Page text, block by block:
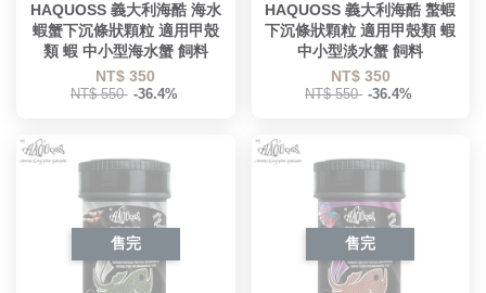
HAQUOSS 義大利海酷 海水
蝦蟹下沉條狀顆粒 適用甲殼
類 蝦 中小型海水蟹 飼料
NT$ 350
NT$ 550 -36.4%
HAQUOSS 義大利海酷 螯蝦
下沉條狀顆粒 適用甲殼類 蝦
中小型淡水蟹 飼料
NT$ 350
NT$ 550 -36.4%
售完 售完